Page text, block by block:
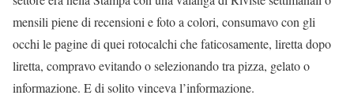
mensili piene di recensioni e foto a colori, consumavo con gli
occhi le pagine di quei rotocalchi che faticosamente, liretta dopo
liretta, compravo evitando o selezionando tra pizza, gelato o
informazione. E di solito vinceva l’informazione.